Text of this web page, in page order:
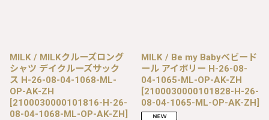
MILK / MILKクルーズロング
シャツ デイクルーズサック
ス H-26-08-04-1068-ML-
OP-AK-ZH
[2100030000101816-H-26-
08-04-1068-ML-OP-AK-ZH]
MILK / Be my Babyベビード
ール アイボリー H-26-08-
04-1065-ML-OP-AK-ZH
[2100030000101828-H-26-
08-04-1065-ML-OP-AK-ZH]